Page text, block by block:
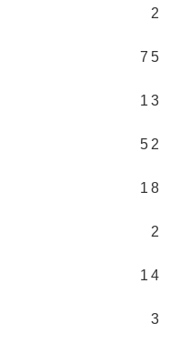
2
75
13
52
18
2
14
3